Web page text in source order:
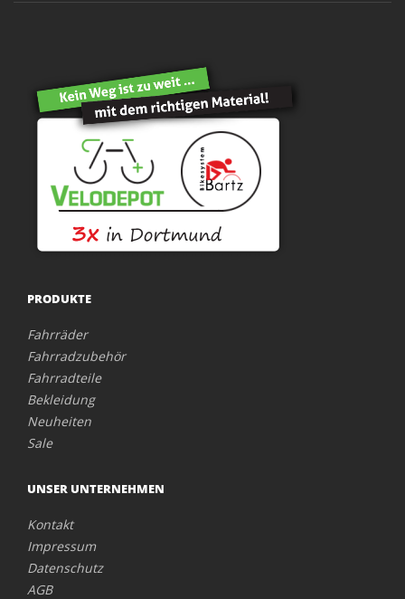
PRODUKTE
Fahrräder
Fahrradzubehör
Fahrradteile
Bekleidung
Neuheiten
Sale
UNSER UNTERNEHMEN
Kontakt
Impressum
Datenschutz
AGB